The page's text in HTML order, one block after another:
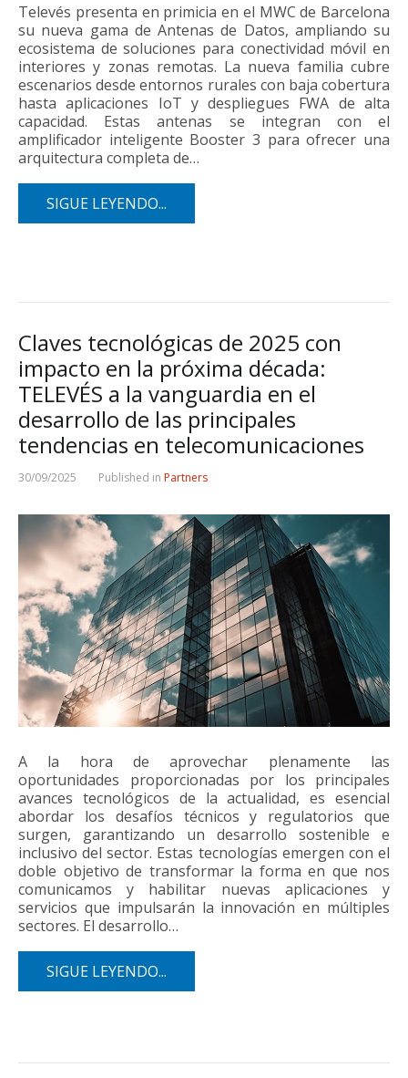
Televés presenta en primicia en el MWC de Barcelona
su nueva gama de Antenas de Datos, ampliando su
ecosistema de soluciones para conectividad móvil en
interiores y zonas remotas. La nueva familia cubre
escenarios desde entornos rurales con baja cobertura
hasta aplicaciones IoT y despliegues FWA de alta
capacidad. Estas antenas se integran con el
amplificador inteligente Booster 3 para ofrecer una
arquitectura completa de…
SIGUE LEYENDO...
Claves tecnológicas de 2025 con
impacto en la próxima década:
TELEVÉS a la vanguardia en el
desarrollo de las principales
tendencias en telecomunicaciones
30/09/2025 Published in Partners
A la hora de aprovechar plenamente las
oportunidades proporcionadas por los principales
avances tecnológicos de la actualidad, es esencial
abordar los desafíos técnicos y regulatorios que
surgen, garantizando un desarrollo sostenible e
inclusivo del sector. Estas tecnologías emergen con el
doble objetivo de transformar la forma en que nos
comunicamos y habilitar nuevas aplicaciones y
servicios que impulsarán la innovación en múltiples
sectores. El desarrollo…
SIGUE LEYENDO...